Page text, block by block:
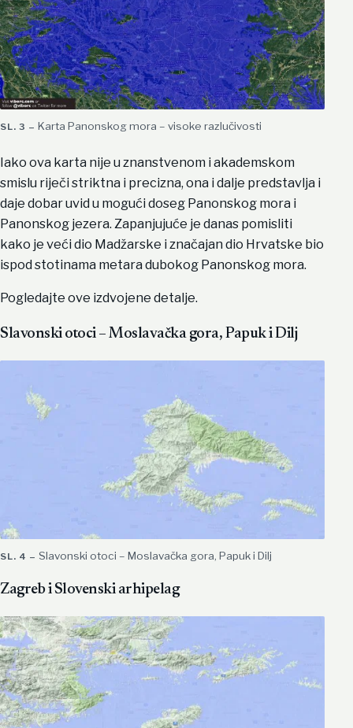
Karta Panonskog mora – visoke razlučivosti
Iako ova karta nije u znanstvenom i akademskom
smislu riječi striktna i precizna, ona i dalje predstavlja i
daje dobar uvid u mogući doseg Panonskog mora i
Panonskog jezera. Zapanjujuće je danas pomisliti
kako je veći dio Madžarske i značajan dio Hrvatske bio
ispod stotinama metara dubokog Panonskog mora.
Pogledajte ove izdvojene detalje.
Slavonski otoci – Moslavačka gora, Papuk i Dilj
Slavonski otoci – Moslavačka gora, Papuk i Dilj
Zagreb i Slovenski arhipelag